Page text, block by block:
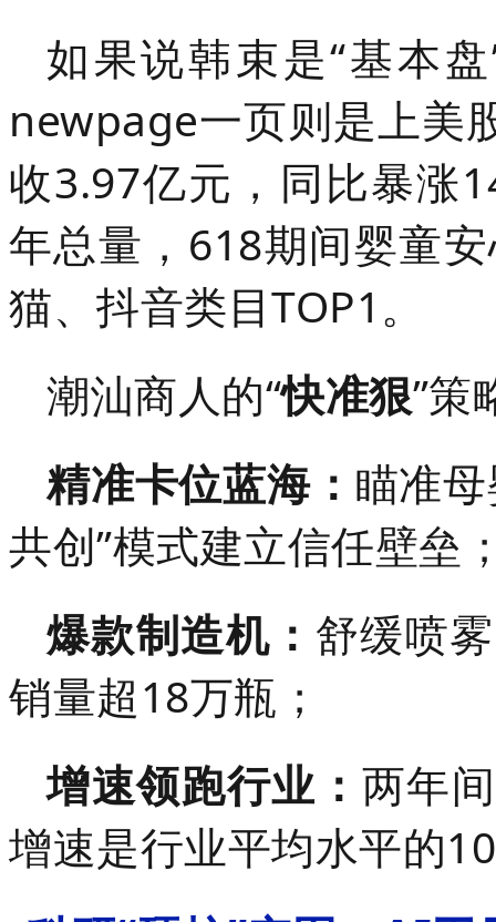
如果说韩束是“基本
newpage一页则是上美
收3.97亿元，同比暴涨
年总量，618期间婴童
猫、抖音类目TOP1。
潮汕商人的“快准狠”策
精准卡位蓝海： 瞄准
共创”模式建立信任壁垒
爆款制造机： 舒缓喷
销量超18万瓶；
增速领跑行业： 两年
增速是行业平均水平的